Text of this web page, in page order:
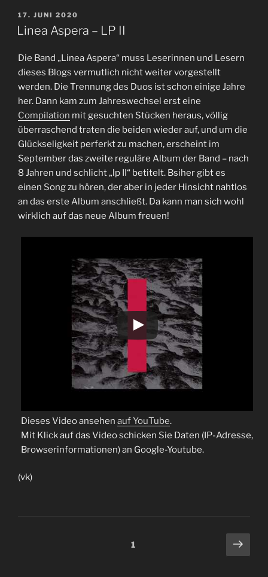
VERÖFFENTLICHT
AM
17. JUNI 2020
Linea Aspera – LP II
Die Band „Linea Aspera“ muss Leserinnen und Lesern
dieses Blogs vermutlich nicht weiter vorgestellt
werden. Die Trennung des Duos ist schon einige Jahre
her. Dann kam zum Jahreswechsel erst eine
Compilation mit gesuchten Stücken heraus, völlig
überraschend traten die beiden wieder auf, und um die
Glückseligkeit perferkt zu machen, erscheint im
September das zweite reguläre Album der Band – nach
8 Jahren und schlicht „lp II“ betitelt. Bsiher gibt es
einen Song zu hören, der aber in jeder Hinsicht nahtlos
an das erste Album anschließt. Da kann man sich wohl
wirklich auf das neue Album freuen!
Dieses Video ansehen auf YouTube.
Mit Klick auf das Video schicken Sie Daten (IP-Adresse,
Browserinformationen) an Google-Youtube.
(vk)
Seite1